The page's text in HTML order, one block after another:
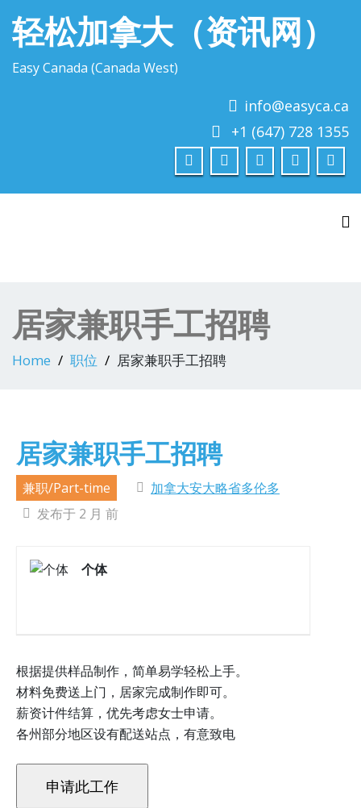
轻松加拿大（资讯网）
Easy Canada (Canada West)
info@easyca.ca
+1 (647) 728 1355
居家兼职手工招聘
Home 职位 居家兼职手工招聘
居家兼职手工招聘
兼职/Part-time
加拿大安大略省多伦多
发布于 2 月 前
个体
根据提供样品制作，简单易学轻松上手。
材料免费送上门，居家完成制作即可。
薪资计件结算，优先考虑女士申请。
各州部分地区设有配送站点，有意致电